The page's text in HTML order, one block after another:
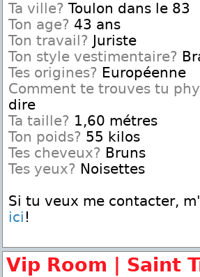
Ta ville? Toulon dans le 83
Ton age? 43 ans
Ton travail? Juriste
Ton style vestimentaire?
Tes origines? Européenne
Comment te trouves tu
dire
Ta taille? 1,60 métres
Ton poids? 55 kilos
Tes cheveux? Bruns
Tes yeux? Noisettes
Si tu veux me contacter,
ici !
Vip Room | Saint